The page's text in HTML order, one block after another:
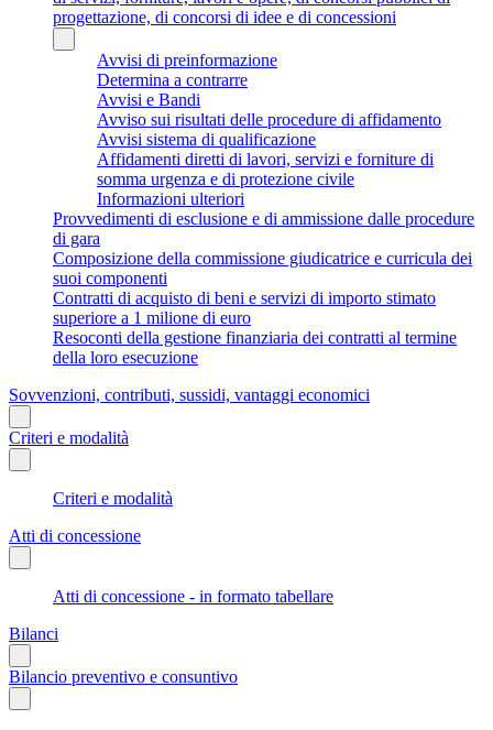
progettazione, di concorsi di idee e di concessioni
Avvisi di preinformazione
Determina a contrarre
Avvisi e Bandi
Avviso sui risultati delle procedure di affidamento
Avvisi sistema di qualificazione
Affidamenti diretti di lavori, servizi e forniture di
somma urgenza e di protezione civile
Informazioni ulteriori
Provvedimenti di esclusione e di ammissione dalle procedure
di gara
Composizione della commissione giudicatrice e curricula dei
suoi componenti
Contratti di acquisto di beni e servizi di importo stimato
superiore a 1 milione di euro
Resoconti della gestione finanziaria dei contratti al termine
della loro esecuzione
Sovvenzioni, contributi, sussidi, vantaggi economici
Criteri e modalità
Criteri e modalità
Atti di concessione
Atti di concessione - in formato tabellare
Bilanci
Bilancio preventivo e consuntivo